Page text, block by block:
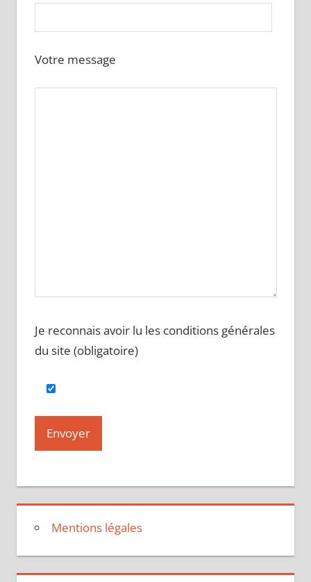
Votre message
Je reconnais avoir lu les conditions générales
du site (obligatoire)
Mentions légales